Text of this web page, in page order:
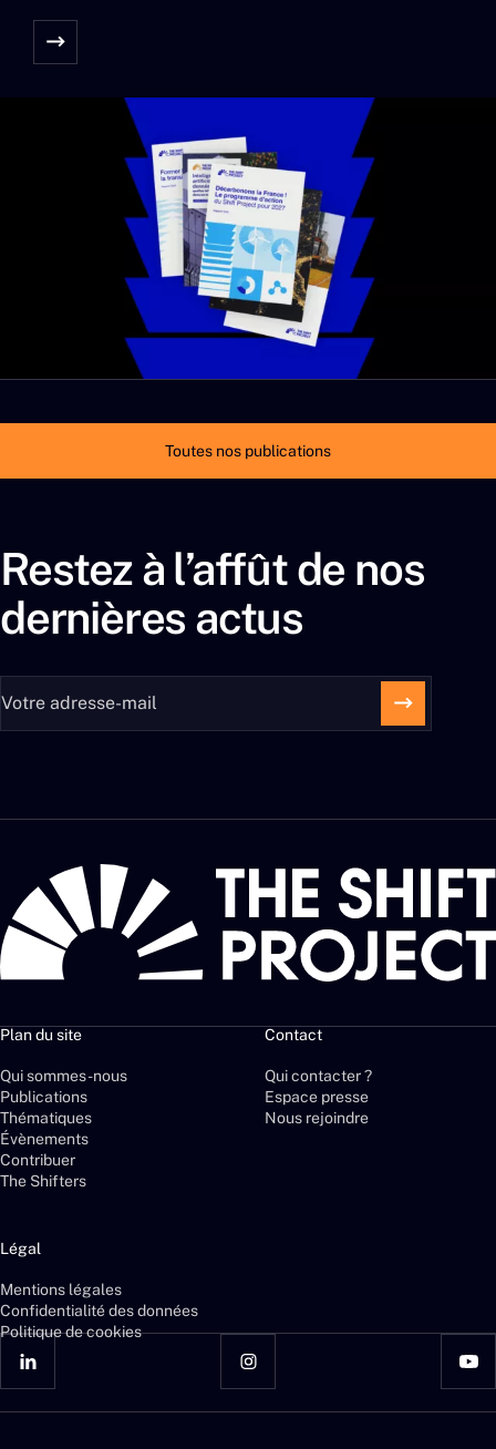
Toutes nos publications
Restez à l’affût de nos
dernières actus
Plan du site
Qui sommes-nous
Publications
Thématiques
Évènements
Contribuer
The Shifters
Contact
Qui contacter ?
Espace presse
Nous rejoindre
Légal
Mentions légales
Confidentialité des données
Politique de cookies